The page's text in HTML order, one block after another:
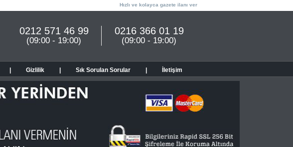
Hızlı ve kolayca gazete ilanı ver
0216 366 01 19
(09:00 - 19:00)
0212 571 46 99
(09:00 - 19:00)
Gizlilik Sık Sorulan Sorular İletişim